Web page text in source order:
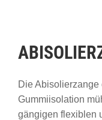
Die Abisolierzange
Gummiisolation
gängigen flexiblen